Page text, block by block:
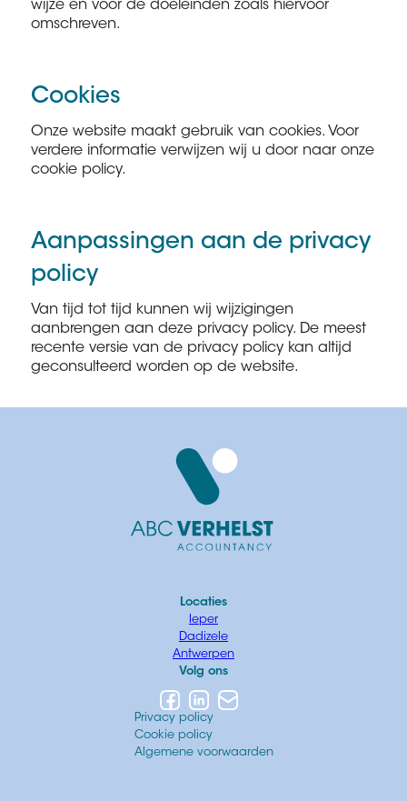
wijze en voor de doeleinden zoals hiervoor
omschreven.
Cookies
Onze website maakt gebruik van cookies. Voor
verdere informatie verwijzen wij u door naar onze
cookie policy.
Aanpassingen aan de privacy
policy
Van tijd tot tijd kunnen wij wijzigingen
aanbrengen aan deze privacy policy. De meest
recente versie van de privacy policy kan altijd
geconsulteerd worden op de website.
Locaties
Ieper
Dadizele
Antwerpen
Volg ons
Privacy policy
Cookie policy
Algemene voorwaarden